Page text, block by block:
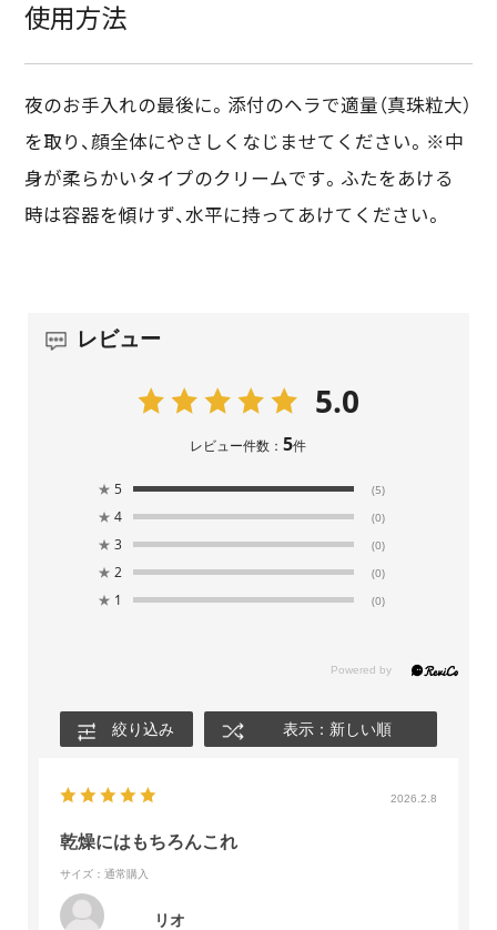
使用方法
夜のお手入れの最後に。添付のヘラで適量（真珠粒大）
を取り、顔全体にやさしくなじませてください。※中
身が柔らかいタイプのクリームです。ふたをあける
時は容器を傾けず、水平に持ってあけてください。
レビュー
5.0
レビュー件数：5件
★ 5 (5)
★ 4 (0)
★ 3 (0)
★ 2 (0)
★ 1 (0)
絞り込み 表示：新しい順
2026.2.8
乾燥にはもちろんこれ
サイズ：通常購入
リオ